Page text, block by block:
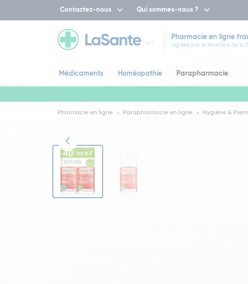
Contactez-nous Qui sommes-nous ?
Pharmacie en ligne
agréée par le Ministère de la
Médicaments Homéopathie Parapharmacie
Pharmacie en ligne Parapharmacie en ligne Hygiène &